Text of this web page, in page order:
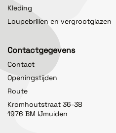
Kleding
Loupebrillen en vergrootglazen
Contactgegevens
Contact
Openingstijden
Route
Kromhoutstraat 36-38
1976 BM IJmuiden